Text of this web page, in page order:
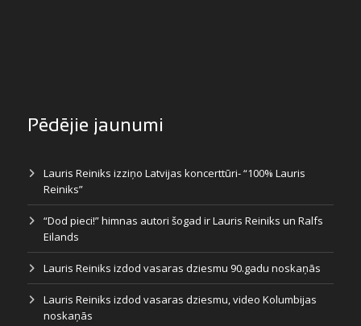
Pēdējie jaunumi
Lauris Reiniks izziņo Latvijas koncerttūri- “100% Lauris
Reiniks”
“Dod pieci!” himnas autori šogad ir Lauris Reiniks un Ralfs
Eilands
Lauris Reiniks izdod vasaras dziesmu 90.gadu noskaņās
Lauris Reiniks izdod vasaras dziesmu, video Kolumbijas
noskaņās